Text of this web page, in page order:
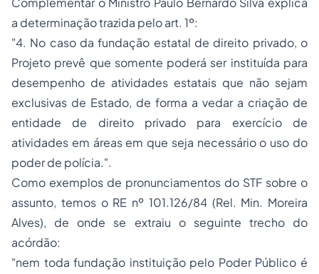
a determinação trazida pelo art. 1º:
"4. No caso da fundação estatal de direito privado, o
Projeto prevê que somente poderá ser instituída para
desempenho de atividades estatais que não sejam
exclusivas de Estado, de forma a vedar a criação de
entidade de direito privado para exercício de
atividades em áreas em que seja necessário o uso do
poder de polícia.".
Como exemplos de pronunciamentos do STF sobre o
assunto, temos o RE nº 101.126/84 (Rel. Min. Moreira
Alves), de onde se extraiu o seguinte trecho do
acórdão:
"nem toda fundação instituição pelo Poder Público é